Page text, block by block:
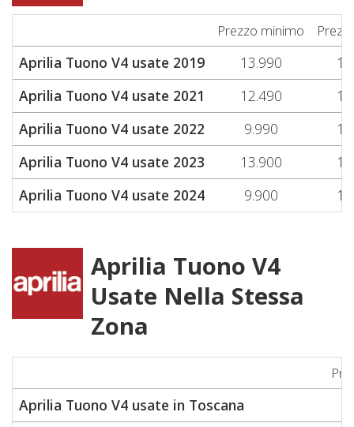
Prezzo minimo
Aprilia Tuono V4 usate 2019 13.990
Aprilia Tuono V4 usate 2021
12.490
Aprilia Tuono V4 usate 2022
9.990
Aprilia Tuono V4 usate 2023
13.900
Aprilia Tuono V4 usate 2024
9.900
Aprilia Tuono V4
Usate Nella Stessa
Zona
Aprilia Tuono V4 usate in Toscana